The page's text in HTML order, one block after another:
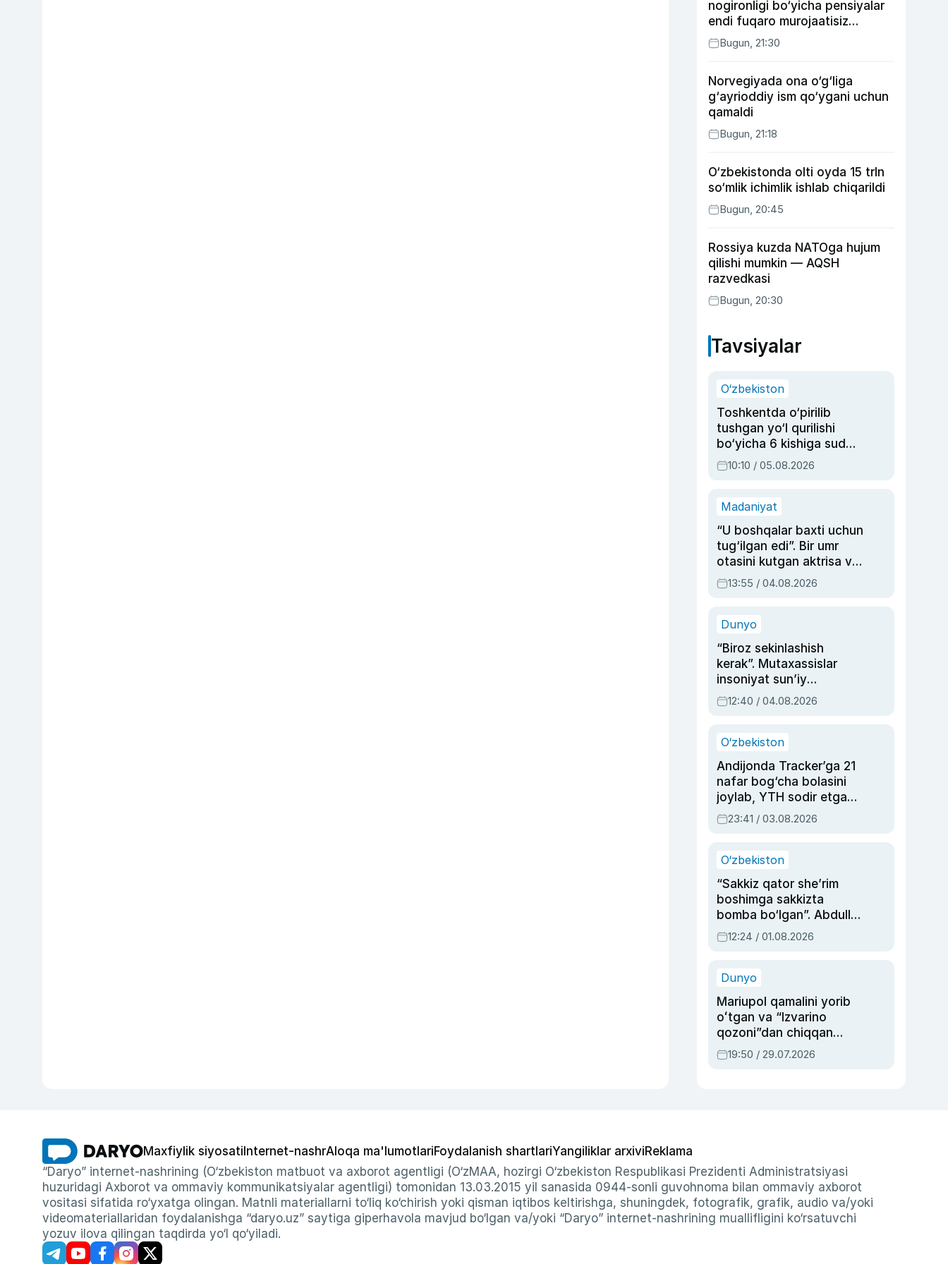
nogironligi bo‘yicha pensiyalar
endi fuqaro murojaatisiz
tayinlanishi mumkin
Bugun, 21:30
Norvegiyada ona o‘g‘liga
g‘ayrioddiy ism qo‘ygani uchun
qamaldi
Bugun, 21:18
O‘zbekistonda olti oyda 15 trln
so‘mlik ichimlik ishlab chiqarildi
Bugun, 20:45
Rossiya kuzda NATOga hujum
qilishi mumkin — AQSH
razvedkasi
Bugun, 20:30
Tavsiyalar
O‘zbekiston
Toshkentda o‘pirilib
tushgan yo‘l qurilishi
bo‘yicha 6 kishiga sud
hukmi o‘qildi
10:10 / 05.08.2026
Madaniyat
“U boshqalar baxti uchun
tug‘ilgan edi”. Bir umr
otasini kutgan aktrisa va
dublyaj ustasi Rimma
Ahmedovaning
13:55 / 04.08.2026
Dunyo
“Biroz sekinlashish
kerak”. Mutaxassislar
insoniyat sun’iy
intellektni boshqara
olmay qolishidan xavotir
12:40 / 04.08.2026
O‘zbekiston
Andijonda Tracker’ga 21
nafar bog‘cha bolasini
joylab, YTH sodir etgan
ayolga sud hukmi o‘qildi
23:41 / 03.08.2026
O‘zbekiston
“Sakkiz qator she’rim
boshimga sakkizta
bomba bo‘lgan”. Abdulla
Oripovni siyosiy
ayblovlardan asrab
12:24 / 01.08.2026
Dunyo
Mariupol qamalini yorib
oʻtgan va “Izvarino
qozoni”dan chiqqan
qahramon — Ukraina
armiyasi bosh
19:50 / 29.07.2026
Maxfiylik siyosati Internet-nashrAloqa ma'lumotlariFoydalanish shartlariYangiliklar arxiviReklama
“Daryo” internet-nashrining (O‘zbekiston matbuot va axborot agentligi (O‘zMAA, hozirgi O‘zbekiston Respublikasi Prezidenti Administratsiyasi
huzuridagi Axborot va ommaviy kommunikatsiyalar agentligi) tomonidan 13.03.2015 yil sanasida 0944-sonli guvohnoma bilan ommaviy axborot
vositasi sifatida ro‘yxatga olingan. Matnli materiallarni to‘liq ko‘chirish yoki qisman iqtibos keltirishga, shuningdek, fotografik, grafik, audio va/yoki
videomateriallaridan foydalanishga “daryo.uz” saytiga giperhavola mavjud bo‘lgan va/yoki “Daryo” internet-nashrining muallifligini ko‘rsatuvchi
yozuv ilova qilingan taqdirda yo‘l qo‘yiladi.